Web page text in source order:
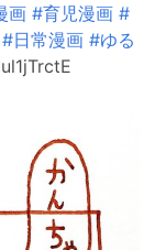
画 #育児漫画 #
#日常漫画 #ゆる